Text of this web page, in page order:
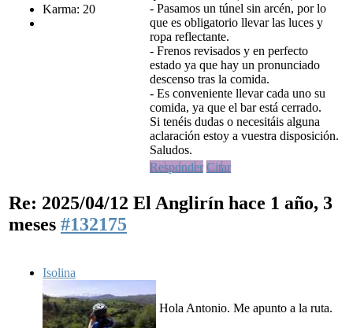
Karma: 20
- Pasamos un túnel sin arcén, por lo
que es obligatorio llevar las luces y
ropa reflectante.
- Frenos revisados y en perfecto
estado ya que hay un pronunciado
descenso tras la comida.
- Es conveniente llevar cada uno su
comida, ya que el bar está cerrado.
Si tenéis dudas o necesitáis alguna
aclaración estoy a vuestra disposición.
Saludos.
Responder Citar
Re: 2025/04/12 El Anglirín hace 1 año, 3
meses #132175
Isolina
Hola Antonio. Me apunto a la ruta.